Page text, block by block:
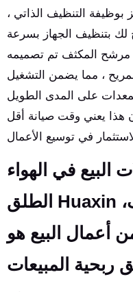
بوظيفة التنظيف الذاتي ،
مرشح المكثف تم تصميمه
، مما يضمن التشغيل
هذا يعني وقت صيانة أقل
البيع في الهواء
الطلق Huaxin في نهاية المطاف،
أعمال البيع هو